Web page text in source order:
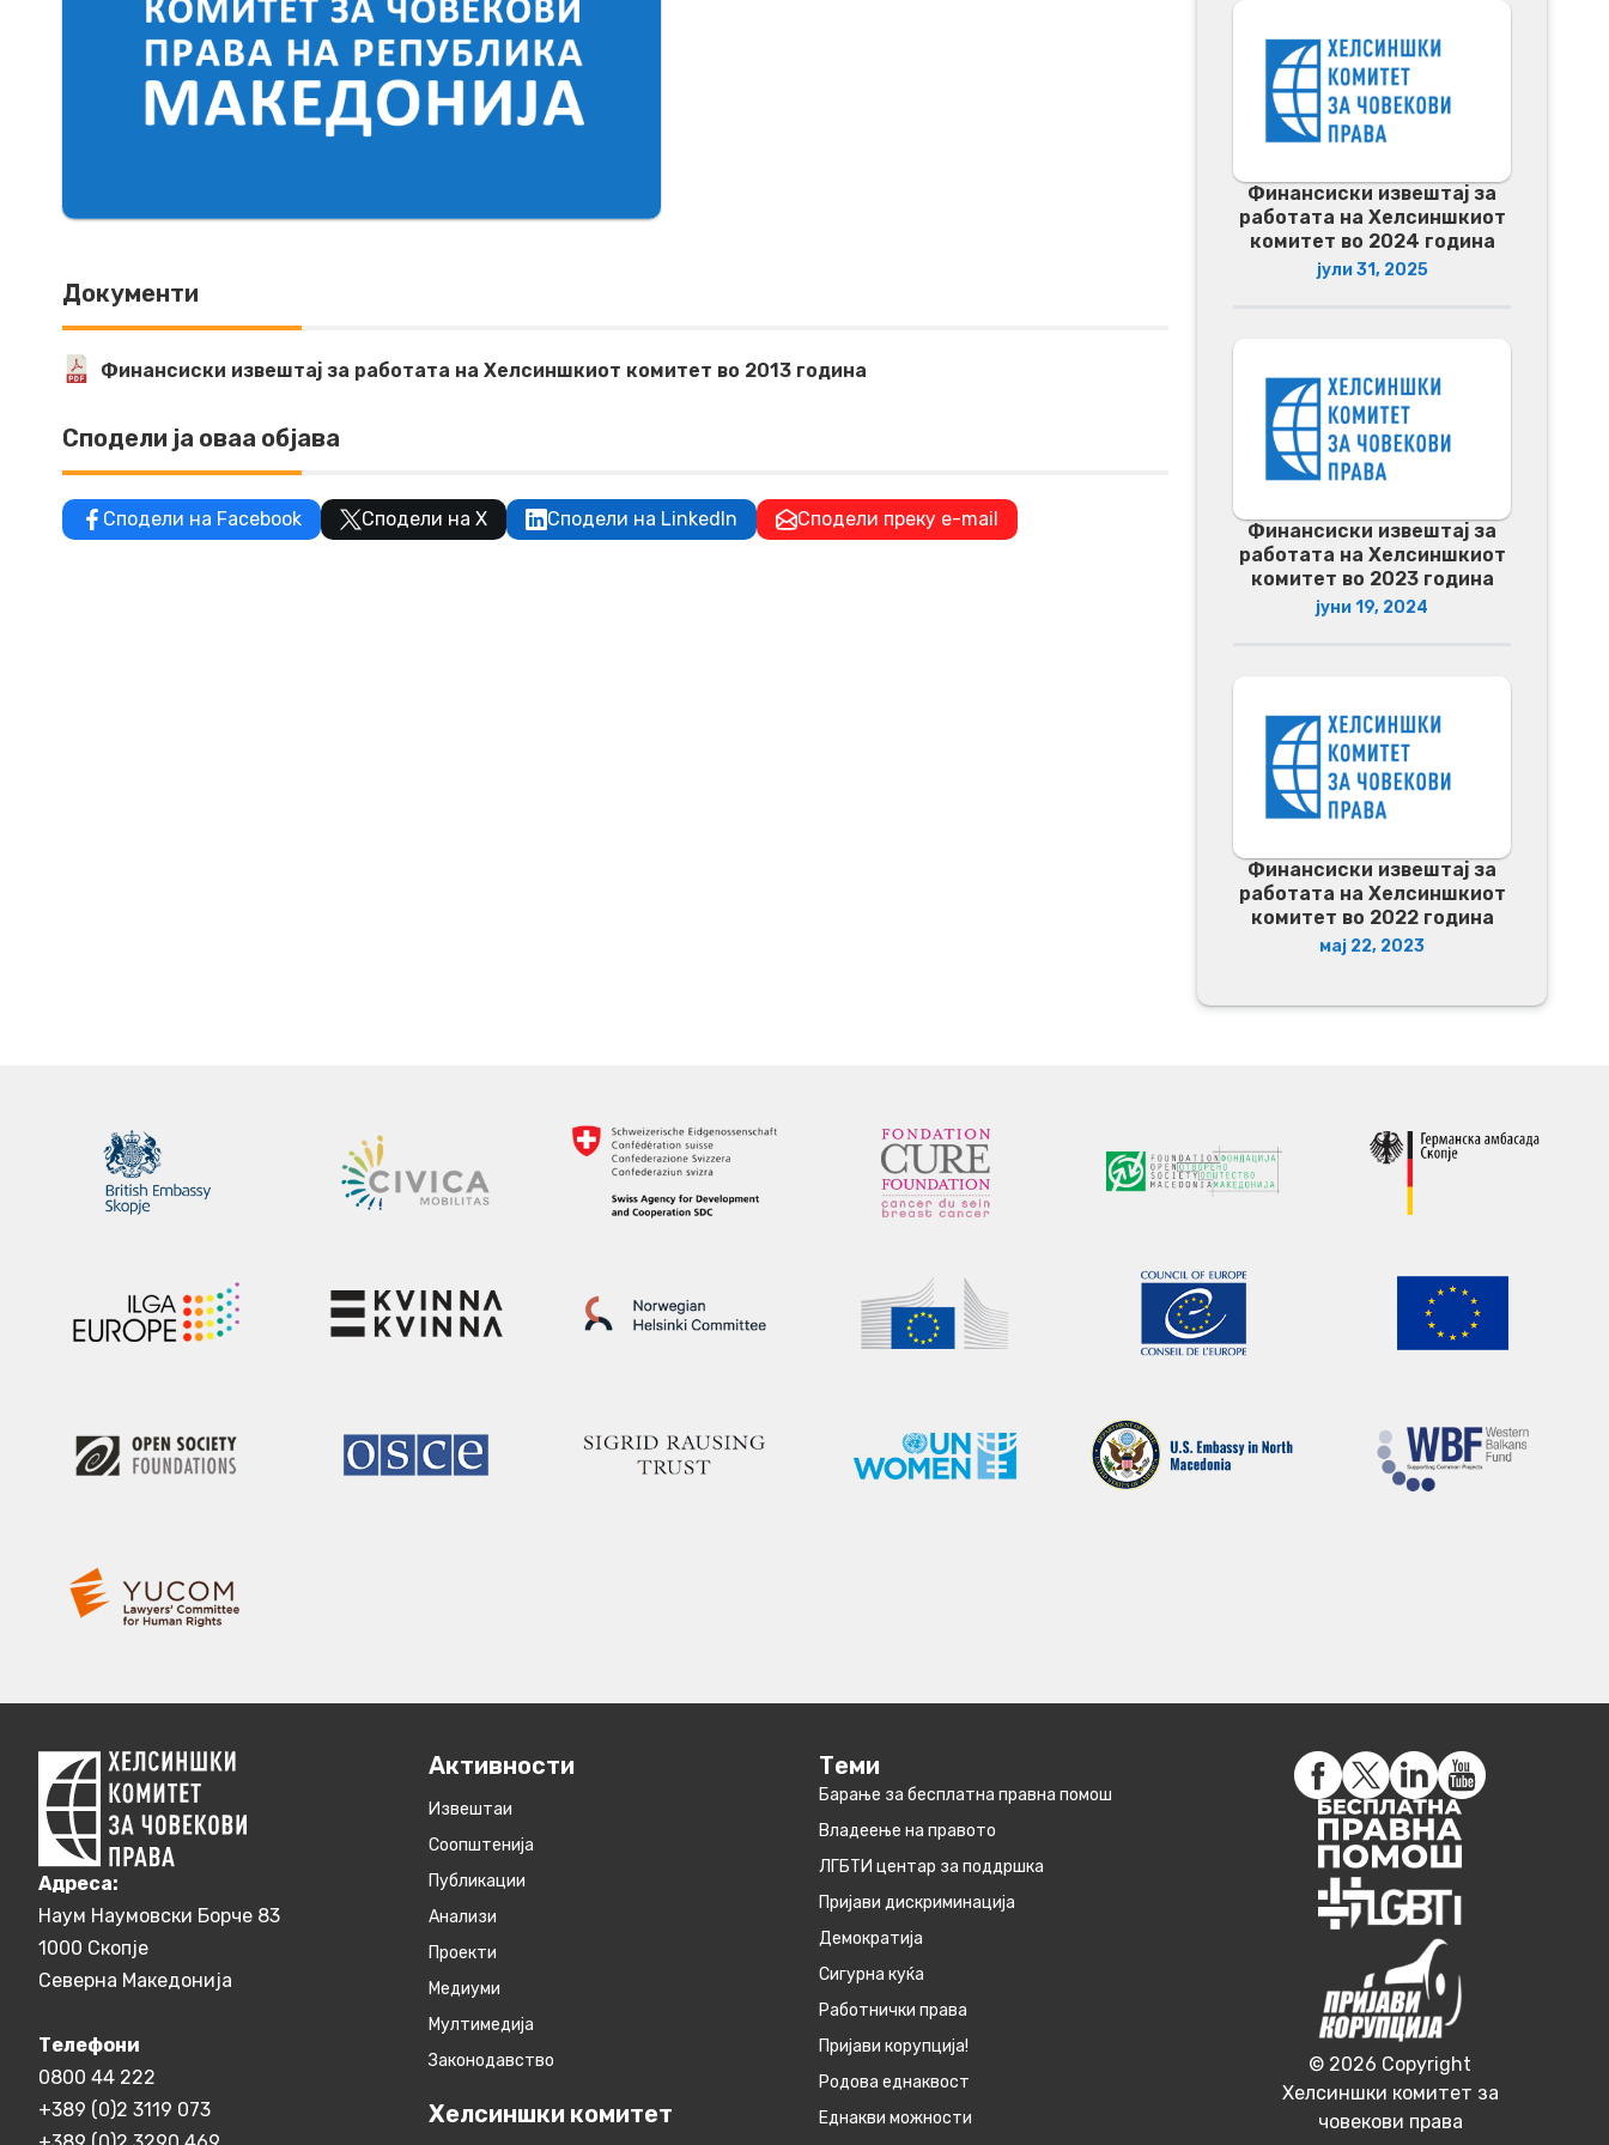
Документи
Финансиски извештај за работата на Хелсиншкиот комитет во 2013 година
Сподели ја оваа објава
Сподели на Facebook Сподели на X Сподели на LinkedIn Сподели преку e-mail
Финансиски извештај за
работата на Хелсиншкиот
комитет во 2024 година
јули 31, 2025
Финансиски извештај за
работата на Хелсиншкиот
комитет во 2023 година
јуни 19, 2024
Финансиски извештај за
работата на Хелсиншкиот
комитет во 2022 година
мај 22, 2023
Aдреса:
Наум Наумовски Борче 83
1000 Скопје
Северна Македонија
Телефони
0800 44 222
+389 (0)2 3119 073
Активности
Извештаи
Соопштенија
Публикации
Анализи
Проекти
Медиуми
Мултимедија
Законодавство
Хелсиншки комитет
Теми
Барање за бесплатна правна помош
Владеење на правото
ЛГБТИ центар за поддршка
Пријави дискриминација
Демократија
Сигурна куќа
Работнички права
Пријави корупција!
Родова еднаквост
Eднакви можности
© 2026 Copyright
Хелсиншки комитет за
човекови права